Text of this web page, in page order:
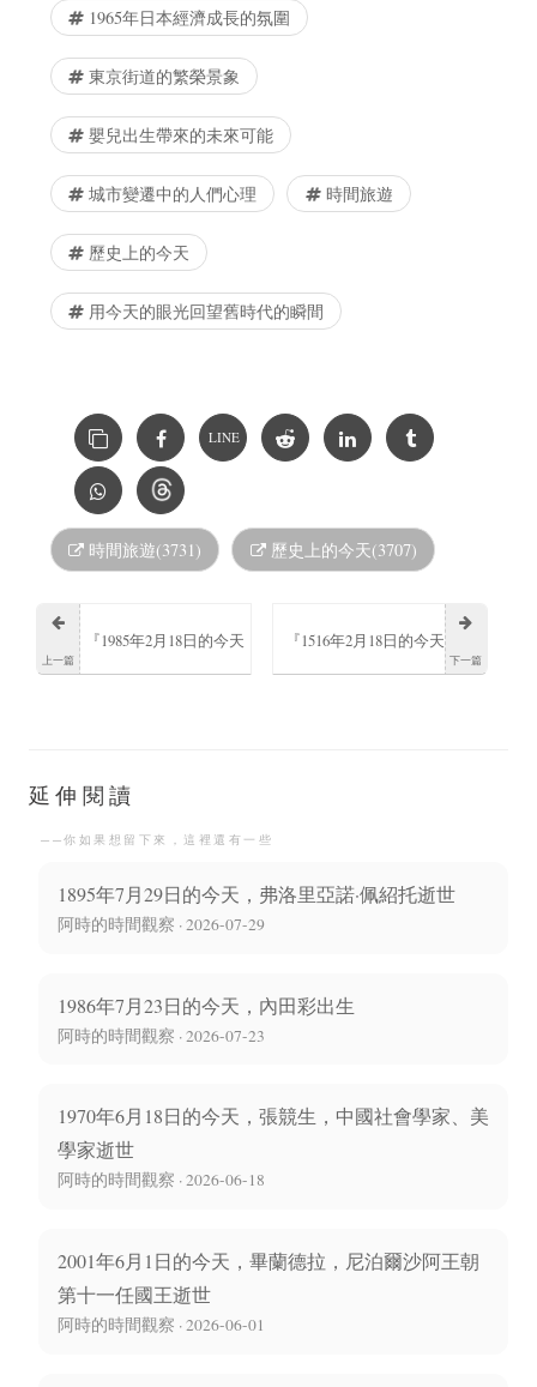
1965年日本經濟成長的氛圍
東京街道的繁榮景象
嬰兒出生帶來的未來可能
城市變遷中的人們心理 時間旅遊
歷史上的今天
用今天的眼光回望舊時代的瞬間
LINE
時間旅遊(3731) 歷史上的今天(3707)
上一篇
『1985年2月18日的今天
下一篇
『1516年2月18日的今天
延伸閱讀
──你如果想留下來，這裡還有一些
1895年7月29日的今天，弗洛里亞諾·佩紹托逝世
阿時的時間觀察 · 2026-07-29
1986年7月23日的今天，內田彩出生
阿時的時間觀察 · 2026-07-23
1970年6月18日的今天，張競生，中國社會學家、美
學家逝世
阿時的時間觀察 · 2026-06-18
2001年6月1日的今天，畢蘭德拉，尼泊爾沙阿王朝
第十一任國王逝世
阿時的時間觀察 · 2026-06-01